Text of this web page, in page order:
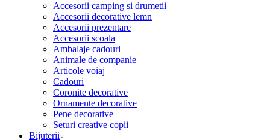
Accesorii camping si drumetii
Accesorii decorative lemn
Accesorii prezentare
Accesorii scoala
Ambalaje cadouri
Animale de companie
Articole voiaj
Cadouri
Coronite decorative
Ornamente decorative
Pene decorative
Seturi creative copii
Bijuterii